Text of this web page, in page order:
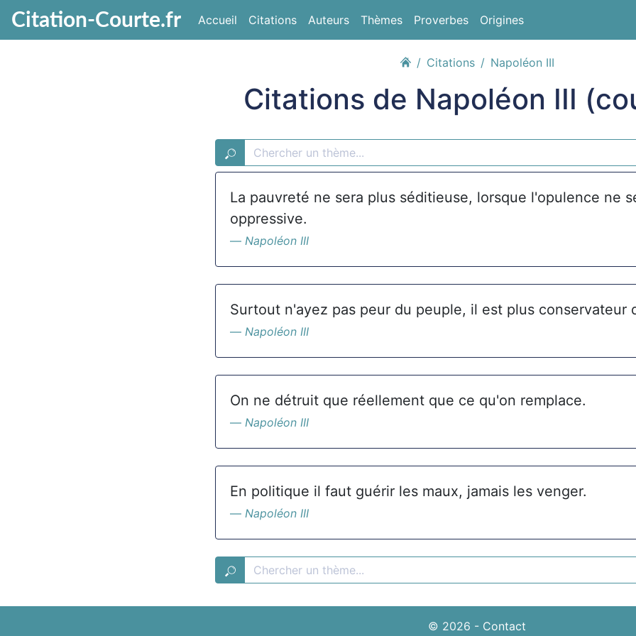
Citation-Courte.fr Accueil Citations Auteurs Thèmes Proverbes Origines
Citations Napoléon III
Citations de Napoléon III
La pauvreté ne sera plus séditieuse, lorsque l'opulence ne
oppressive.
Napoléon III
Surtout n'ayez pas peur du peuple, il est plus conservateur
Napoléon III
On ne détruit que réellement que ce qu'on remplace.
Napoléon III
En politique il faut guérir les maux, jamais les venger.
Napoléon III
© 2026 - Contact